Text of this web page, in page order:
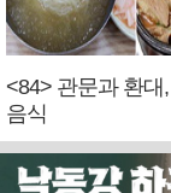
<84> 관문과 환대
음식